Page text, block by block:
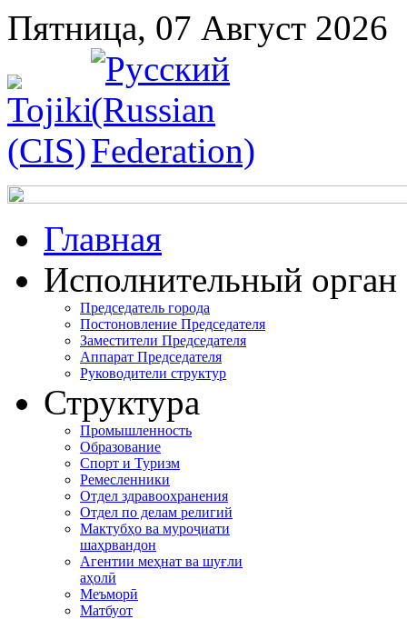
Пятница, 07 Август 2026
Главная
Исполнительный орган
Председатель города
Постоновление Председателя
Заместители Председателя
Аппарат Председателя
Руководители структур
Структура
Промышленность
Образование
Спорт и Туризм
Ремесленники
Отдел здравоохранения
Отдел по делам религий
Мактубҳо ва муроҷиати
шаҳрвандон
Агентии меҳнат ва шуғли
аҳолӣ
Меъморӣ
Матбуот